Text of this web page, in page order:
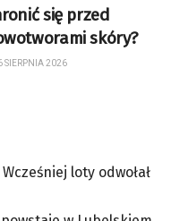
się przed
skóry?
SIERPNIA 2026
loty odwołał